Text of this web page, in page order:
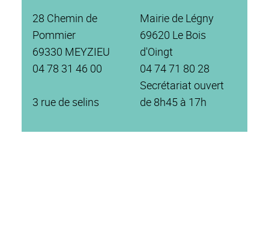
28 Chemin de
Pommier
69330 MEYZIEU
04 78 31 46 00
3 rue de selins
Mairie de Légny
69620 Le Bois
d'Oingt
04 74 71 80 28
Secrétariat ouvert
de 8h45 à 17h